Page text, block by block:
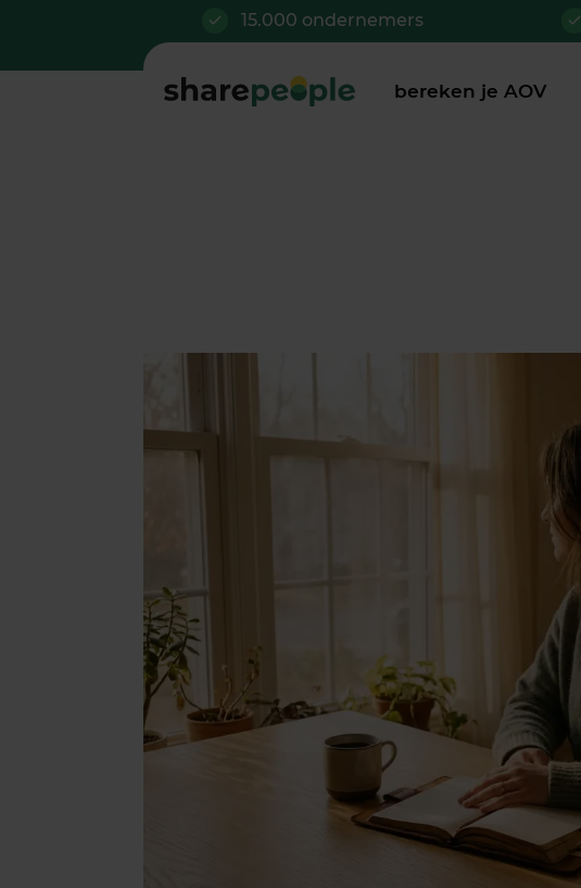
15.000 ondernemers
bereken je AOV